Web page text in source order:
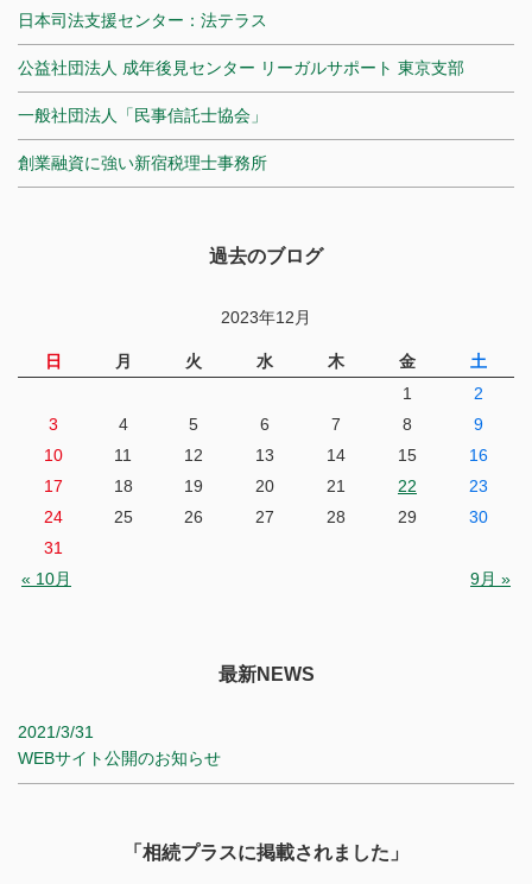
日本司法支援センター：法テラス
公益社団法人 成年後見センター リーガルサポート 東京支部
一般社団法人「民事信託士協会」
創業融資に強い新宿税理士事務所
過去のブログ
2023年12月
日 月 火 水 木 金 土
« 10月 9月 »
1
2
3
4 5 6 7 8
9
10
11 12 13 14 15
16
17
18 19 20 21 22
23
24
25 26 27 28 29
30
31
最新NEWS
2021/3/31
WEBサイト公開のお知らせ
「相続プラスに掲載されました」